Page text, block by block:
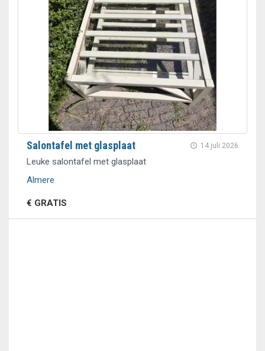
14 juli 2026
Salontafel met glasplaat
Leuke salontafel met glasplaat
Almere
€ GRATIS